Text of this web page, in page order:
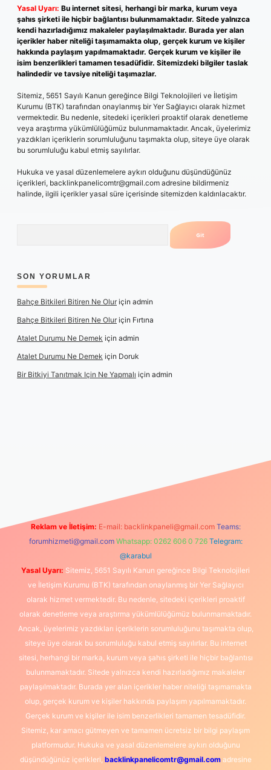
Yasal Uyarı: Bu internet sitesi, herhangi bir marka, kurum veya
şahıs şirketi ile hiçbir bağlantısı bulunmamaktadır. Sitede yalnızca
kendi hazırladığımız makaleler paylaşılmaktadır. Burada yer alan
içerikler haber niteliği taşımamakta olup, gerçek kurum ve kişiler
hakkında paylaşım yapılmamaktadır. Gerçek kurum ve kişiler ile
isim benzerlikleri tamamen tesadüfidir. Sitemizdeki bilgiler taslak
halindedir ve tavsiye niteliği taşımazlar.
Sitemiz, 5651 Sayılı Kanun gereğince Bilgi Teknolojileri ve İletişim
Kurumu (BTK) tarafından onaylanmış bir Yer Sağlayıcı olarak hizmet
vermektedir. Bu nedenle, sitedeki içerikleri proaktif olarak denetleme
veya araştırma yükümlülüğümüz bulunmamaktadır. Ancak, üyelerimiz
yazdıkları içeriklerin sorumluluğunu taşımakta olup, siteye üye olarak
bu sorumluluğu kabul etmiş sayılırlar.
Hukuka ve yasal düzenlemelere aykırı olduğunu düşündüğünüz
içerikleri, backlinkpanelicomtr@gmail.com adresine bildirmeniz
halinde, ilgili içerikler yasal süre içerisinde sitemizden kaldırılacaktır.
SON YORUMLAR
Bahçe Bitkileri Bitiren Ne Oluriçin admin
Bahçe Bitkileri Bitiren Ne Oluriçin Fırtına
Atalet Durumu Ne Demek için admin
Atalet Durumu Ne Demek için Doruk
Bir Bitkiyi Tanıtmak Için Ne Yapmalı için admin
Reklam ve İletişim: E-mail: backlinkpaneli@gmail.com Teams:
forumhizmeti@gmail.com Whatsapp: 0262 606 0 726 Telegram:
@karabul
Yasal Uyarı: Sitemiz, 5651 Sayılı Kanun gereğince Bilgi Teknolojileri
ve İletişim Kurumu (BTK) tarafından onaylanmış bir Yer Sağlayıcı
olarak hizmet vermektedir. Bu nedenle, sitedeki içerikleri proaktif
olarak denetleme veya araştırma yükümlülüğümüz bulunmamaktadır.
Ancak, üyelerimiz yazdıkları içeriklerin sorumluluğunu taşımakta olup,
siteye üye olarak bu sorumluluğu kabul etmiş sayılırlar. Bu internet
sitesi, herhangi bir marka, kurum veya şahıs şirketi ile hiçbir bağlantısı
bulunmamaktadır. Sitede yalnızca kendi hazırladığımız makaleler
paylaşılmaktadır. Burada yer alan içerikler haber niteliği taşımamakta
olup, gerçek kurum ve kişiler hakkında paylaşım yapılmamaktadır.
Gerçek kurum ve kişiler ile isim benzerlikleri tamamen tesadüfidir.
Sitemiz, kar amacı gütmeyen ve tamamen ücretsiz bir bilgi paylaşım
platformudur. Hukuka ve yasal düzenlemelere aykırı olduğunu
düşündüğünüz içerikleri, backlinkpanelicomtr@gmail.comadresine